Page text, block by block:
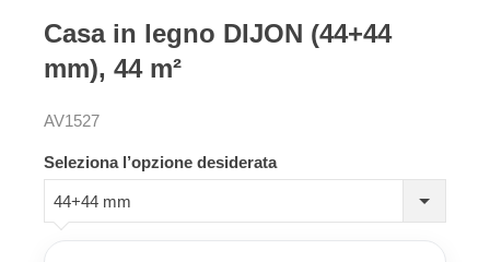
Casa in legno DIJON (44+44
mm), 44 m²
AV1527
Seleziona l’opzione desiderata
44+44 mm